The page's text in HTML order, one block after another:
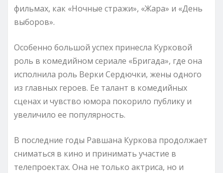
фильмах, как «Ночные стражи», «Жара» и «День
выборов».
Особенно большой успех принесла Курковой
роль в комедийном сериале «Бригада», где она
исполнила роль Верки Сердючки, жены одного
из главных героев. Ее талант в комедийных
сценах и чувство юмора покорило публику и
увеличило ее популярность.
В последние годы Равшана Куркова продолжает
сниматься в кино и принимать участие в
телепроектах. Она не только актриса, но и